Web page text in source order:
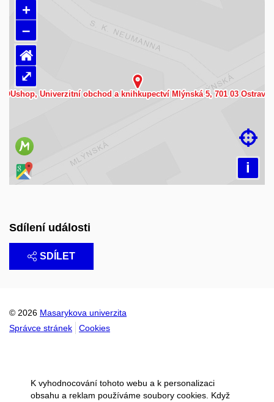
Načítám mapu…
+
–
i

⌂
⤢
Sdílení události
SDÍLET
© 2026 Masarykova univerzita
Správce stránek
Cookies
K vyhodnocování tohoto webu a k personalizaci
obsahu a reklam používáme soubory cookies. Když